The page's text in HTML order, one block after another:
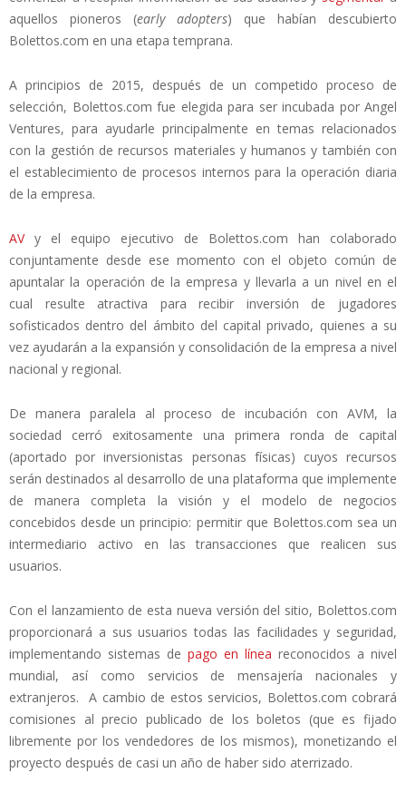
aquellos pioneros (early adopters) que habían descubierto
Bolettos.com en una etapa temprana.
A principios de 2015, después de un competido proceso de
selección, Bolettos.com fue elegida para ser incubada por Angel
Ventures, para ayudarle principalmente en temas relacionados
con la gestión de recursos materiales y humanos y también con
el establecimiento de procesos internos para la operación diaria
de la empresa.
AVy el equipo ejecutivo de Bolettos.com han colaborado
conjuntamente desde ese momento con el objeto común de
apuntalar la operación de la empresa y llevarla a un nivel en el
cual resulte atractiva para recibir inversión de jugadores
sofisticados dentro del ámbito del capital privado, quienes a su
vez ayudarán a la expansión y consolidación de la empresa a nivel
nacional y regional.
De manera paralela al proceso de incubación con AVM, la
sociedad cerró exitosamente una primera ronda de capital
(aportado por inversionistas personas físicas) cuyos recursos
serán destinados al desarrollo de una plataforma que implemente
de manera completa la visión y el modelo de negocios
concebidos desde un principio: permitir que Bolettos.com sea un
intermediario activo en las transacciones que realicen sus
usuarios.
Con el lanzamiento de esta nueva versión del sitio, Bolettos.com
proporcionará a sus usuarios todas las facilidades y seguridad,
implementando sistemas de pago en línea reconocidos a nivel
mundial, así como servicios de mensajería nacionales y
extranjeros. A cambio de estos servicios, Bolettos.com cobrará
comisiones al precio publicado de los boletos (que es fijado
libremente por los vendedores de los mismos), monetizando el
proyecto después de casi un año de haber sido aterrizado.